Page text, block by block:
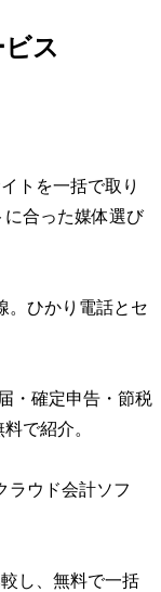
ス
トを一括で取り
合った媒体選び
。ひかり電話とセ
・確定申告・節税
で紹介。
ラウド会計ソフ
し、無料で一括